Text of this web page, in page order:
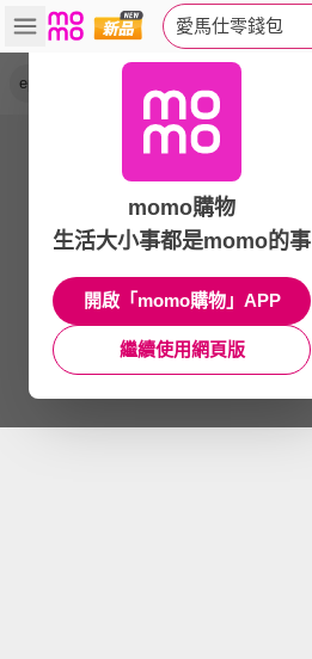
愛馬仕零錢包
epsom
momo購物
生活大小事都是momo的事
開啟「momo購物」APP
繼續使用網頁版